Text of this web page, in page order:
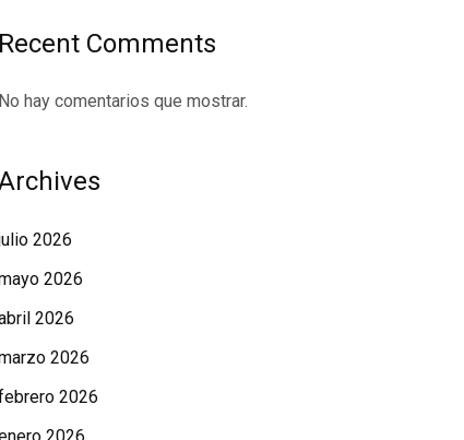
Recent Comments
No hay comentarios que mostrar.
2026
2026
2026
2026
2026